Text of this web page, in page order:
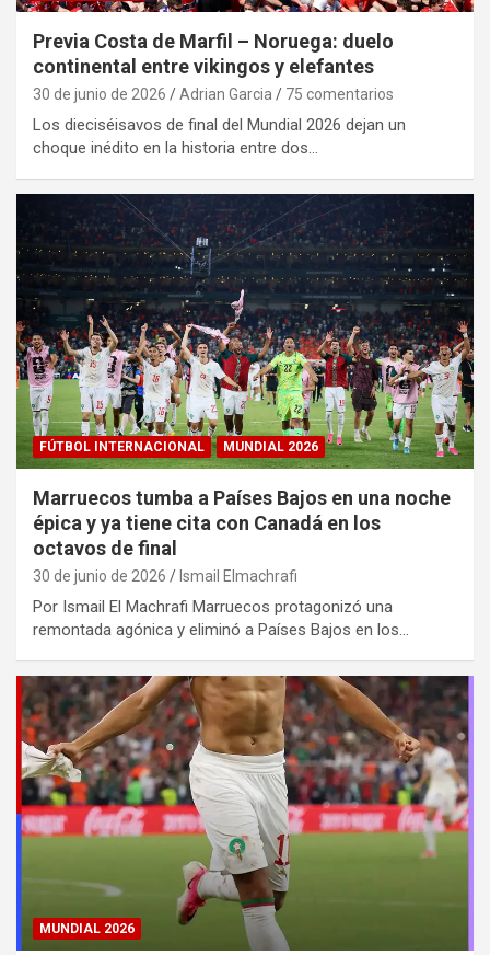
Previa Costa de Marfil – Noruega: duelo
continental entre vikingos y elefantes
30 de junio de 2026 Adrian Garcia 75 comentarios
Los dieciséisavos de final del Mundial 2026 dejan un
choque inédito en la historia entre dos…
FÚTBOL INTERNACIONAL MUNDIAL 2026
Marruecos tumba a Países Bajos en una noche
épica y ya tiene cita con Canadá en los
octavos de final
30 de junio de 2026 Ismail Elmachrafi
Por Ismail El Machrafi Marruecos protagonizó una
remontada agónica y eliminó a Países Bajos en los…
MUNDIAL 2026